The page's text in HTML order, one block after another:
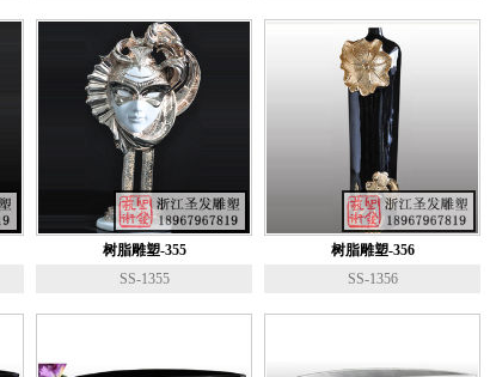
树脂雕塑-355
SS-1355
树脂雕塑-356
SS-1356